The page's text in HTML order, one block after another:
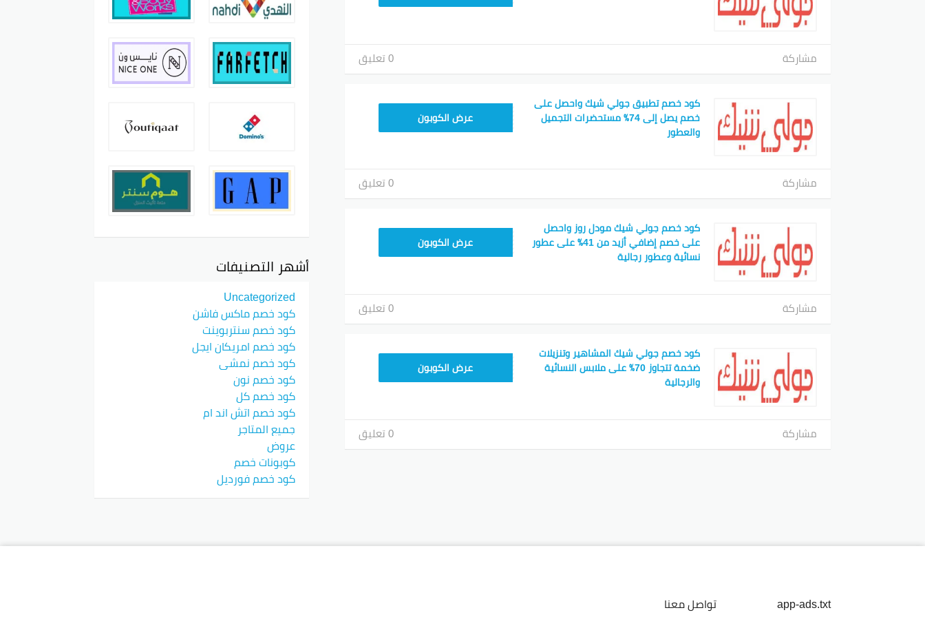
مشاركة 0 تعليق
كود خصم تطبيق جولي شيك واحصل على
خصم يصل إلى 74٪ مستحضرات التجميل
والعطور
JLC32عرض الكوبون
مشاركة 0 تعليق
كود خصم جولي شيك مودل روز واحصل
على خصم إضافي أزيد من 41٪ على عطور
نسائية وعطور رجالية
CPJ15عرض الكوبون
مشاركة 0 تعليق
كود خصم جولي شيك المشاهير وتنزيلات
ضخمة تتجاوز 70٪ على ملابس النسائية
والرجالية
JLC32عرض الكوبون
مشاركة 0 تعليق
أشهر التصنيفات
Uncategorized
كود خصم ماكس فاشن
كود خصم سنتربوينت
كود خصم امريكان ايجل
كود خصم نمشي
كود خصم نون
كود خصم كل
كود خصم اتش اند ام
جميع المتاجر
عروض
كوبونات خصم
كود خصم فورديل
app-ads.txt
تواصل معنا